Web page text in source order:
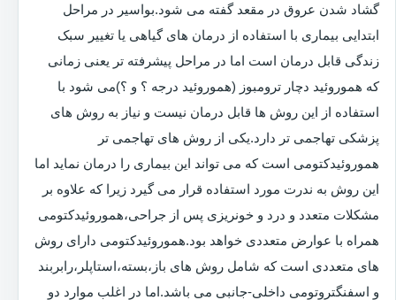
گشاد شدن عروق در مقعد گفته می شود.بواسیر در مراحل
ابتدایی بیماری با استفاده از درمان های گیاهی یا تغییر سبک
زندگی قابل درمان است اما در مراحل پیشرفته تر یعنی زمانی
که هموروئید دچار ترومبوز (هموروئید درجه ؟ و ؟)می شود با
استفاده از این روش ها قابل درمان نیست و نیاز به روش های
پزشکی تهاجمی تر دارد.یکی از روش های تهاجمی تر
هموروئیدکتومی است که می تواند این بیماری را درمان نماید اما
این روش به ندرت مورد استفاده قرار می گیرد زیرا که علاوه بر
مشکلات متعدد و درد و خونریزی پس از جراحی،هموروئیدکتومی
همراه با عوارض متعددی خواهد بود.هموروئیدکتومی دارای روش
های متعددی است که شامل روش های باز،بسته،استاپلر،رابربند
و اسفنگتروتومی داخلی-جانبی می باشد.اما در اغلب موارد دو